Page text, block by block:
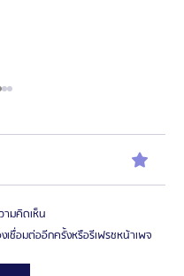
ามคิดเห็น
ชื่อมต่ออีกครั้งหรือรีเฟรชหน้าเพจ